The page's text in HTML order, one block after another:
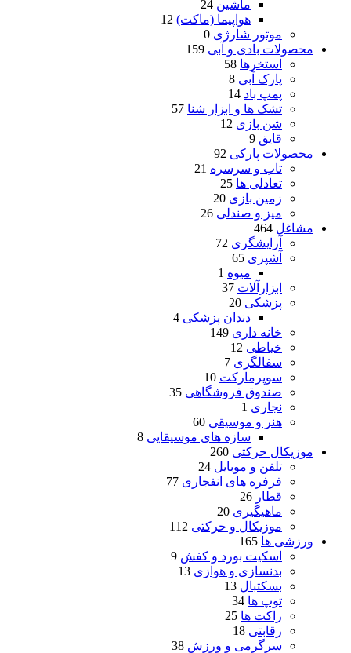
ماشین 24
هواپیما (ماکت) 12
موتور شارژی 0
محصولات بادی و آبی 159
استخرها 58
پارک آبی 8
پمپ باد 14
تشک ها و ابزار شنا 57
شن بازی 12
قایق 9
محصولات پارکی 92
تاب و سرسره 21
تعادلی ها 25
زمین بازی 20
میز و صندلی 26
مشاغل 464
آرایشگری 72
آشپزی 65
میوه 1
ابزارآلات 37
پزشکی 20
دندان پزشکی 4
خانه داری 149
خیاطی 12
سفالگری 7
سوپرمارکت 10
صندوق فروشگاهی 35
نجاری 1
هنر و موسیقی 60
سازه های موسیقایی 8
موزیکال حرکتی 260
تلفن و موبایل 24
فرفره های انفجاری 77
قطار 26
ماهیگیری 20
موزیکال و حرکتی 112
ورزشی ها 165
اسکیت بورد و کفش 9
بدنسازی و هوازی 13
بسکتبال 13
توپ ها 34
راکت ها 25
رقابتی 18
سرگرمی و ورزش 38